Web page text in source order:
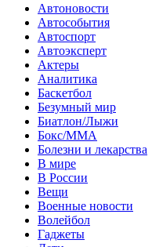
Автоновости
Автособытия
Автоспорт
Автоэксперт
Актеры
Аналитика
Баскетбол
Безумный мир
Биатлон/Лыжи
Бокс/MMA
Болезни и лекарства
В мире
В России
Вещи
Военные новости
Волейбол
Гаджеты